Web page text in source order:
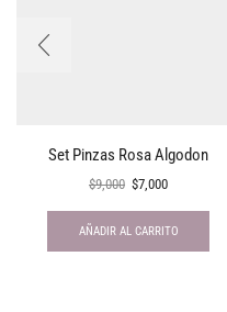
Set Pinzas Rosa Algodon
$9,000 $7,000
AÑADIR AL CARRITO